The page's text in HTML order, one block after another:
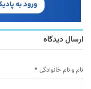
ارسال دیدگاه
نام و نام خانوادگی *